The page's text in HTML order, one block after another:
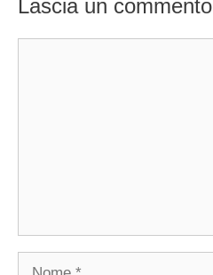
Lascia un commento
Nome